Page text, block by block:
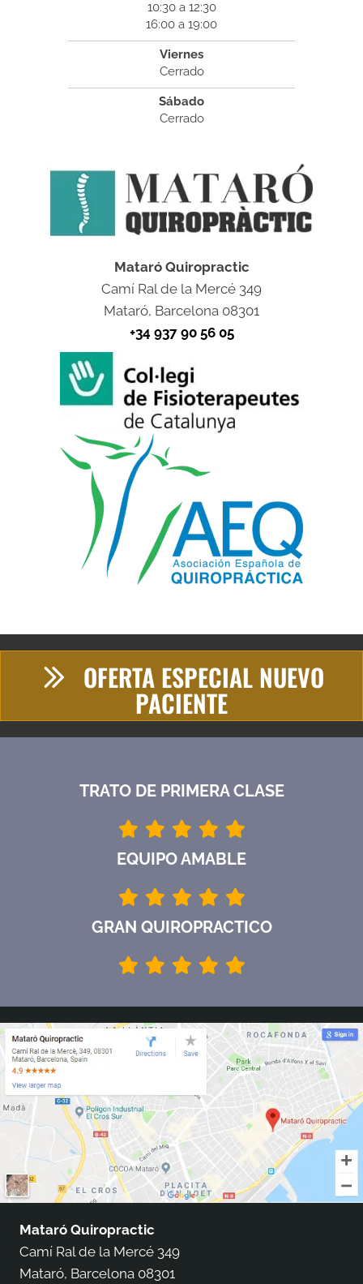
10:30 a 12:30
16:00 a 19:00
Viernes
Cerrado
Sábado
Cerrado
Mataró Quiropractic
Camí Ral de la Mercé 349
Mataró, Barcelona 08301
+34 937 90 56 05
OFERTA ESPECIAL NUEVO
PACIENTE
TRATO DE PRIMERA CLASE
EQUIPO AMABLE
GRAN QUIROPRACTICO
Mataró Quiropractic
Camí Ral de la Mercé 349
Mataró, Barcelona 08301